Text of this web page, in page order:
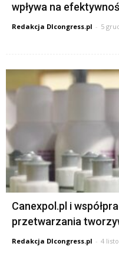
wpływa na
Redakcja Dlcongress.pl - 5
Canexpol.pl i
przetwarzania
Redakcja Dlcongress.pl - 4